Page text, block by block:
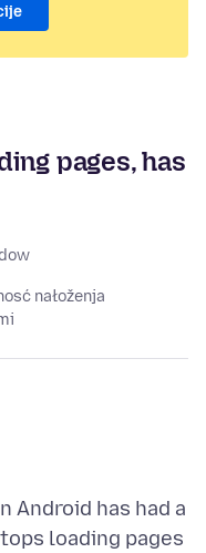
pages, has
nałoženja
Android has had a
loading pages